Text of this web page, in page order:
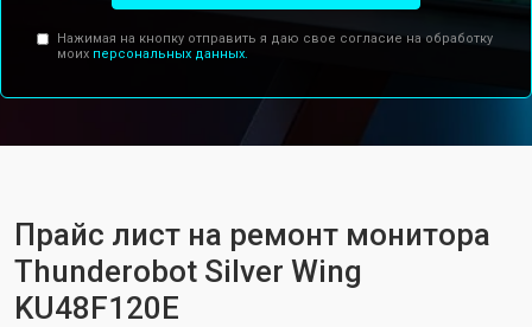
Нажимая на кнопку отправить я даю свое согласие на обработку
моих персональных данных.
Прайс лист на ремонт монитора
Thunderobot Silver Wing
KU48F120E